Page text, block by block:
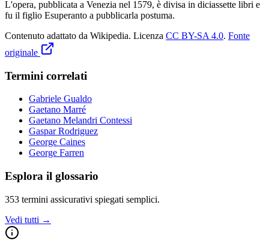
L'opera, pubblicata a Venezia nel 1579, è divisa in diciassette libri e
fu il figlio Esuperanto a pubblicarla postuma.
Contenuto adattato da Wikipedia. Licenza CC BY-SA 4.0. Fonte
originale
Termini correlati
Gabriele Gualdo
Gaetano Marré
Gaetano Melandri Contessi
Gaspar Rodriguez
George Caines
George Farren
Esplora il glossario
353 termini assicurativi spiegati semplici.
Vedi tutti →